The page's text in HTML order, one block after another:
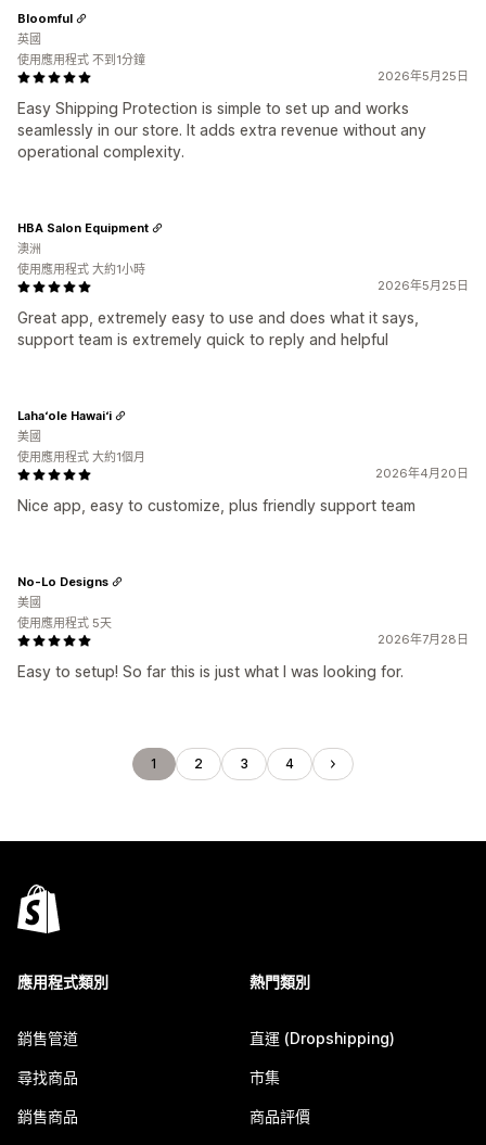
2026年5月25日
Easy Shipping Protection is simple to set up and works
seamlessly in our store. It adds extra revenue without any
operational complexity.
Bloomful
英國
使用應用程式 不到1分鐘
2026年5月25日
Great app, extremely easy to use and does what it says,
support team is extremely quick to reply and helpful
HBA Salon Equipment
澳洲
使用應用程式 大約1小時
2026年4月20日
Nice app, easy to customize, plus friendly support team
Laha‘ole Hawai‘i
美國
使用應用程式 大約1個月
2026年7月28日
Easy to setup! So far this is just what I was looking for.
No-Lo Designs
美國
使用應用程式 5天
1 2 3 4
應用程式類別
銷售管道
尋找商品
銷售商品
熱門類別
直運 (Dropshipping)
市集
商品評價